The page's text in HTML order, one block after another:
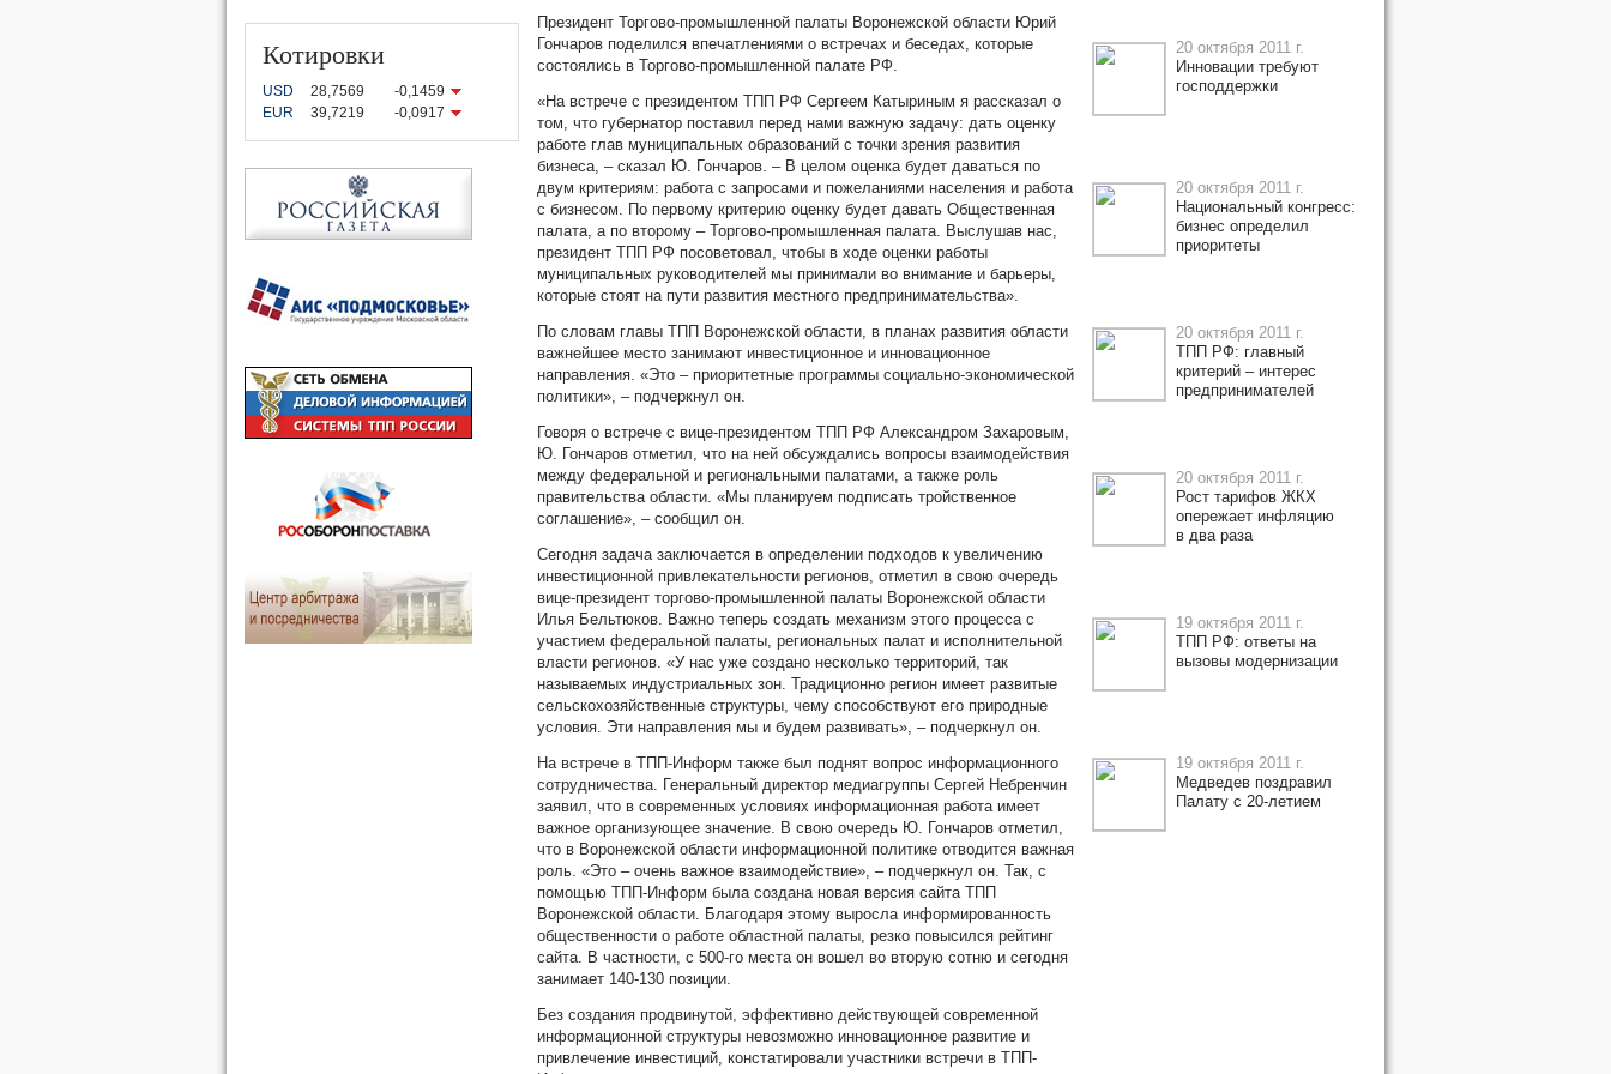
Котировки
USD 28,7569
-0,1459
EUR
39,7219 -0,0917
Президент Торгово-промышленной палаты Воронежской области Юрий
Гончаров поделился впечатлениями о встречах и беседах, которые
состоялись в Торгово-промышленной палате РФ.
«На встрече с президентом ТПП РФ Сергеем Катыриным я рассказал о
том, что губернатор поставил перед нами важную задачу: дать оценку
работе глав муниципальных образований с точки зрения развития
бизнеса, – сказал Ю. Гончаров. – В целом оценка будет даваться по
двум критериям: работа с запросами и пожеланиями населения и работа
с бизнесом. По первому критерию оценку будет давать Общественная
палата, а по второму – Торгово-промышленная палата. Выслушав нас,
президент ТПП РФ посоветовал, чтобы в ходе оценки работы
муниципальных руководителей мы принимали во внимание и барьеры,
которые стоят на пути развития местного предпринимательства».
По словам главы ТПП Воронежской области, в планах развития области
важнейшее место занимают инвестиционное и инновационное
направления. «Это – приоритетные программы социально-экономической
политики», – подчеркнул он.
Говоря о встрече с вице-президентом ТПП РФ Александром Захаровым,
Ю. Гончаров отметил, что на ней обсуждались вопросы взаимодействия
между федеральной и региональными палатами, а также роль
правительства области. «Мы планируем подписать тройственное
соглашение», – сообщил он.
Сегодня задача заключается в определении подходов к увеличению
инвестиционной привлекательности регионов, отметил в свою очередь
вице-президент торгово-промышленной палаты Воронежской области
Илья Бельтюков. Важно теперь создать механизм этого процесса с
участием федеральной палаты, региональных палат и исполнительной
власти регионов. «У нас уже создано несколько территорий, так
называемых индустриальных зон. Традиционно регион имеет развитые
сельскохозяйственные структуры, чему способствуют его природные
условия. Эти направления мы и будем развивать», – подчеркнул он.
На встрече в ТПП-Информ также был поднят вопрос информационного
сотрудничества. Генеральный директор медиагруппы Сергей Небренчин
заявил, что в современных условиях информационная работа имеет
важное организующее значение. В свою очередь Ю. Гончаров отметил,
что в Воронежской области информационной политике отводится важная
роль. «Это – очень важное взаимодействие», – подчеркнул он. Так, с
помощью ТПП-Информ была создана новая версия сайта ТПП
Воронежской области. Благодаря этому выросла информированность
общественности о работе областной палаты, резко повысился рейтинг
сайта. В частности, с 500-го места он вошел во вторую сотню и сегодня
занимает 140-130 позиции.
Без создания продвинутой, эффективно действующей современной
информационной структуры невозможно инновационное развитие и
привлечение инвестиций, констатировали участники встречи в ТПП-
20 октября 2011 г.
Инновации требуют
господдержки
20 октября 2011 г.
Национальный конгресс:
бизнес определил
приоритеты
20 октября 2011 г.
ТПП РФ: главный
критерий – интерес
предпринимателей
20 октября 2011 г.
Рост тарифов ЖКХ
опережает инфляцию
в два раза
19 октября 2011 г.
ТПП РФ: ответы на
вызовы модернизации
19 октября 2011 г.
Медведев поздравил
Палату с 20-летием